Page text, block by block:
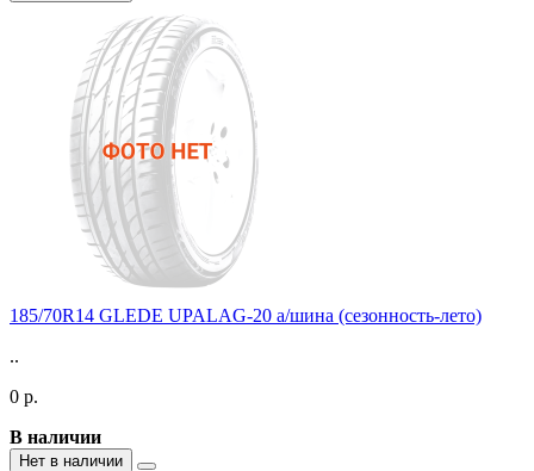
185/70R14 GLEDE UPALAG-20 а/шина (сезонность-лето)
..
0 р.
В наличии
Нет в наличии